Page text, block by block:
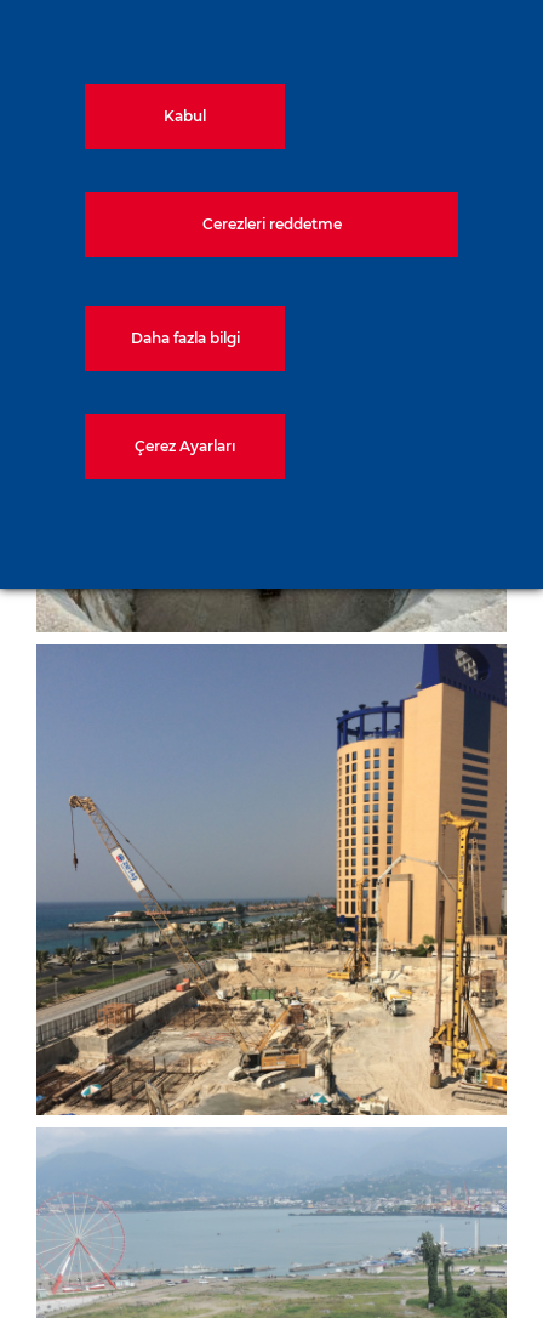
Hamad Uluslararası
Havaalanı Projesi
Aqua Raffles Tower Projesi
Kabul
Cerezleri reddetme
Daha fazla bilgi
Çerez Ayarları